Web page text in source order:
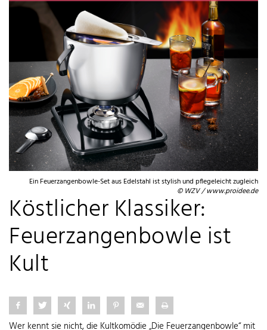
Ein Feuerzangenbowle-Set aus Edelstahl ist stylish und pflegeleicht zugleich
© WZV / www.proidee.de
Köstlicher Klassiker:
Feuerzangenbowle ist
Kult
Wer kennt sie nicht, die Kultkomödie „Die Feuerzangenbowle“ mit